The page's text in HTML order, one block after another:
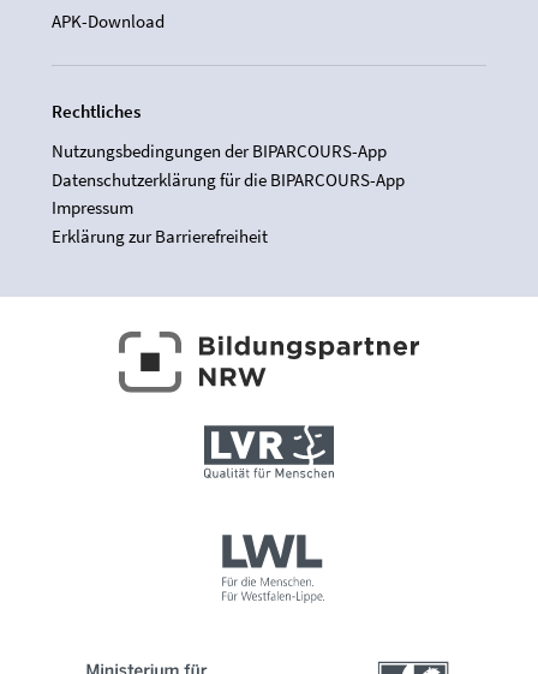
APK-Download
Rechtliches
Nutzungsbedingungen der BIPARCOURS-App
Datenschutzerklärung für die BIPARCOURS-App
Impressum
Erklärung zur Barrierefreiheit